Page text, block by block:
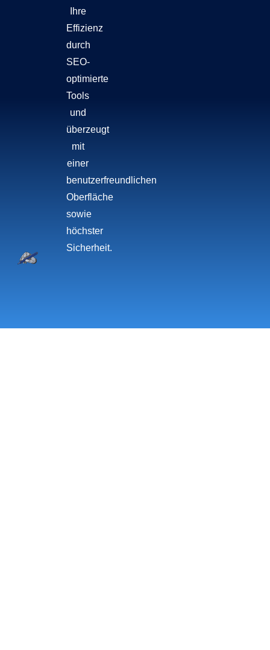
Ihre
Effizienz
durch
SEO-
optimierte
Tools
und
überzeugt
mit
einer
benutzerfreundlichen
Oberfläche
sowie
höchster
Sicherheit.